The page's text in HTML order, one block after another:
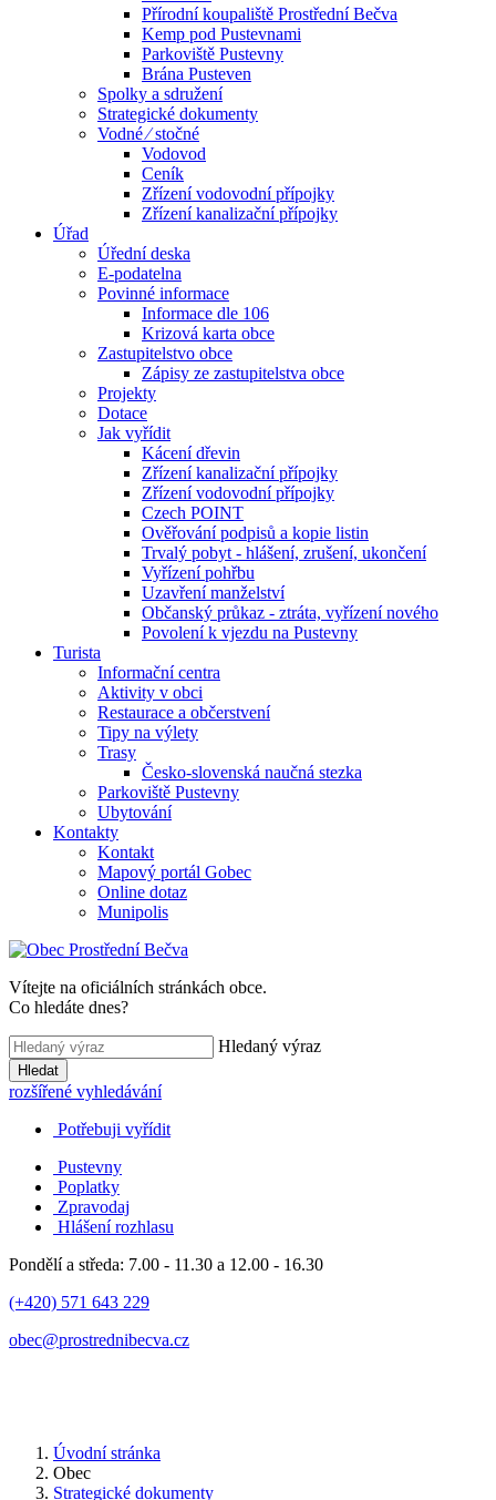
Přírodní koupaliště Prostřední Bečva
Kemp pod Pustevnami
Parkoviště Pustevny
Brána Pusteven
Spolky a sdružení
Strategické dokumenty
Vodné ⁄ stočné
Vodovod
Ceník
Zřízení vodovodní přípojky
Zřízení kanalizační přípojky
Úřad
Úřední deska
E-podatelna
Povinné informace
Informace dle 106
Krizová karta obce
Zastupitelstvo obce
Zápisy ze zastupitelstva obce
Projekty
Dotace
Jak vyřídit
Kácení dřevin
Zřízení kanalizační přípojky
Zřízení vodovodní přípojky
Czech POINT
Ověřování podpisů a kopie listin
Trvalý pobyt - hlášení, zrušení, ukončení
Vyřízení pohřbu
Uzavření manželství
Občanský průkaz - ztráta, vyřízení nového
Povolení k vjezdu na Pustevny
Turista
Informační centra
Aktivity v obci
Restaurace a občerstvení
Tipy na výlety
Trasy
Česko-slovenská naučná stezka
Parkoviště Pustevny
Ubytování
Kontakty
Kontakt
Mapový portál Gobec
Online dotaz
Munipolis
Vítejte na oficiálních stránkách obce.
Co hledáte dnes?
Hledaný výraz
Hledat
rozšířené vyhledávání
Potřebuji vyřídit
Pustevny
Poplatky
Zpravodaj
Hlášení rozhlasu
Pondělí a středa: 7.00 - 11.30 a 12.00 - 16.30
(+420) 571 643 229
obec@prostrednibecva.cz
Úvodní stránka
Obec
Strategické dokumenty